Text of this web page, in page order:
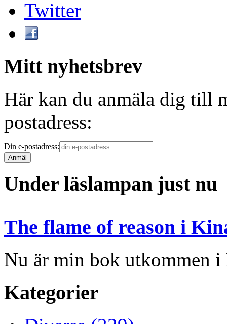
Mitt nyhetsbrev
Här kan du anmäla dig till
postadress:
Din e-postadress:
Under läslampan just nu
The flame of reason i
Nu är min bok utkommen
Kategorier